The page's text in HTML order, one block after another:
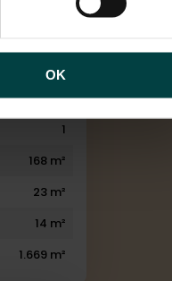
OK1
1
1
168 m²
23 m²
14 m²
1.669 m²